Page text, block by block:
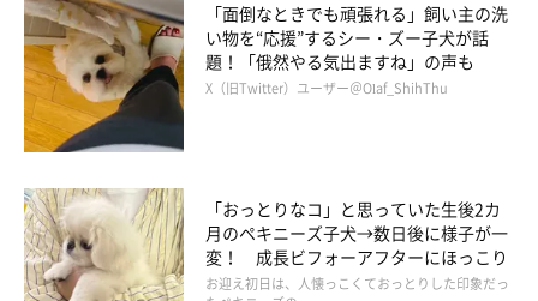
福くんについて、飼い主さんに話を聞いた！
「面倒なときでも頑張れる」飼い主の洗
い物を“応援”するシー・ズー子犬が話
題！「俄然やる気出ますね」の声も
X（旧Twitter）ユーザー＠Olaf_ShihThu
「おっとりなコ」と思っていた生後2カ
月のペキニーズ子犬→数日後に様子が一
変！ 成長ビフォーアフターにほっこり
お迎え初日は、人懐っこくておっとりした印象だっ